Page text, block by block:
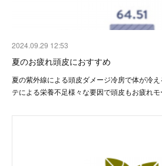
2024.09.29 12:53
夏のお疲れ頭皮におすすめ
夏の紫外線による頭皮ダメージ冷房で体が冷
テによる栄養不足様々な要因で頭皮もお疲れ